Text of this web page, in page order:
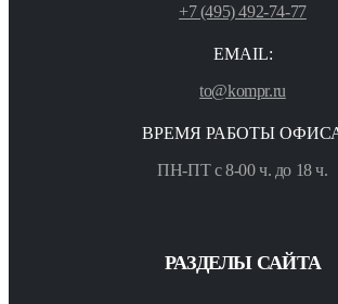
+7 (495) 492-74-77
EMAIL:
to@kompr.ru
ВРЕМЯ РАБОТЫ
ПН-ПТ с 8-00 ч. до 18 ч.
РАЗДЕЛЫ САЙТА